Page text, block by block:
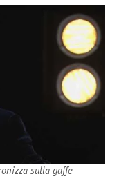
sulla gaffe